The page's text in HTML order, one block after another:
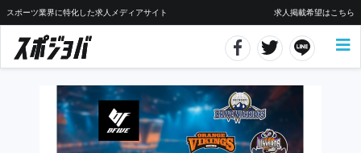
スポーツ業界に特化した求人メディアサイト 求人掲載希望はこちら